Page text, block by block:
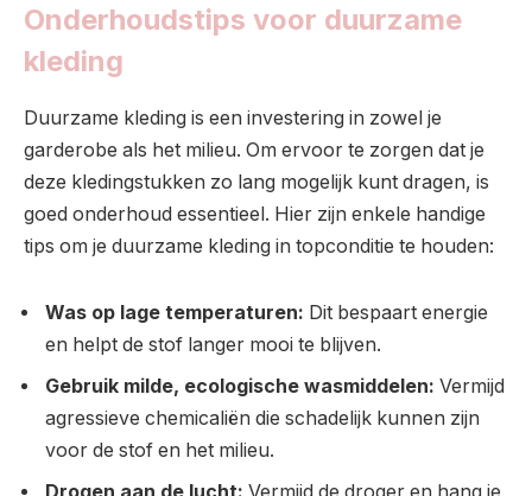
Onderhoudstips voor duurzame
kleding
Duurzame kleding is een investering in zowel je
garderobe als het milieu. Om ervoor te zorgen dat je
deze kledingstukken zo lang mogelijk kunt dragen, is
goed onderhoud essentieel. Hier zijn enkele handige
tips om je duurzame kleding in topconditie te houden:
Was op lage temperaturen: Dit bespaart energie
en helpt de stof langer mooi te blijven.
Gebruik milde, ecologische wasmiddelen: Vermijd
agressieve chemicaliën die schadelijk kunnen zijn
voor de stof en het milieu.